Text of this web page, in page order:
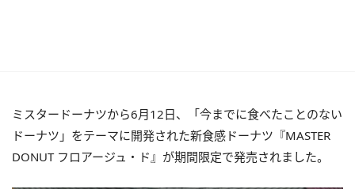
ミスタードーナツから6月12日、「今までに食べたことのない
ドーナツ」をテーマに開発された新食感ドーナツ『MASTER
DONUT フロアージュ・ド』が期間限定で発売されました。